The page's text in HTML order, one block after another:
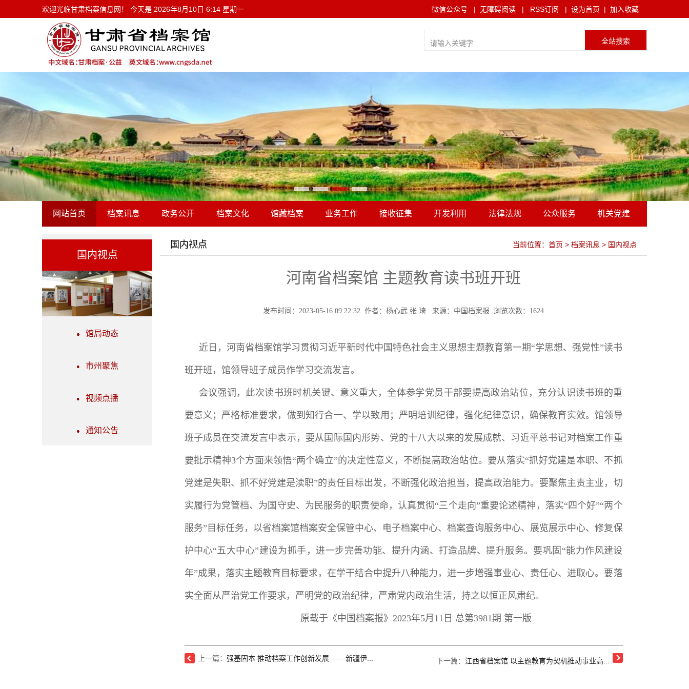
欢迎光临甘肃档案信息网！ 今天是 2026年8月10日 6:14 星期一 微信公众号 | 无障碍阅读 | RSS订阅 | 设为首页 | 加入收藏
网站首页 档案讯息 政务公开 档案文化 馆藏档案 业务工作 接收征集 开发利用 法律法规 公众服务 机关党建
国内视点
馆局动态
市州聚焦
视频点播
通知公告
国内视点 当前位置： 首页 > 档案讯息 > 国内视点
河南省档案馆 主题教育读书班开班
发布时间：2023-05-16 09:22:32 作者：杨心武 张 琦 来源：中国档案报 浏览次数： 1624
近日，河南省档案馆学习贯彻习近平新时代中国特色社会主义思想主题教育第一期“学思想、强党性”读书
班开班，馆领导班子成员作学习交流发言。
会议强调，此次读书班时机关键、意义重大，全体参学党员干部要提高政治站位，充分认识读书班的重
要意义；严格标准要求，做到知行合一、学以致用；严明培训纪律，强化纪律意识，确保教育实效。馆领导
班子成员在交流发言中表示，要从国际国内形势、党的十八大以来的发展成就、习近平总书记对档案工作重
要批示精神3个方面来领悟“两个确立”的决定性意义，不断提高政治站位。要从落实“抓好党建是本职、不抓
党建是失职、抓不好党建是渎职”的责任目标出发，不断强化政治担当，提高政治能力。要聚焦主责主业，切
实履行为党管档、为国守史、为民服务的职责使命，认真贯彻“三个走向”重要论述精神，落实“四个好”“两个
服务”目标任务，以省档案馆档案安全保管中心、电子档案中心、档案查询服务中心、展览展示中心、修复保
护中心“五大中心”建设为抓手，进一步完善功能、提升内涵、打造品牌、提升服务。要巩固“能力作风建设
年”成果，落实主题教育目标要求，在学干结合中提升八种能力，进一步增强事业心、责任心、进取心。要落
实全面从严治党工作要求，严明党的政治纪律，严肃党内政治生活，持之以恒正风肃纪。
原载于《中国档案报》2023年5月11日 总第3981期 第一版
上一篇： 强基固本 推动档案工作创新发展 ——新疆伊... 下一篇： 江西省档案馆 以主题教育为契机推动事业高...